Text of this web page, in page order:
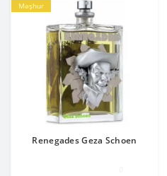
Məşhur
Renegades Geza Schoen